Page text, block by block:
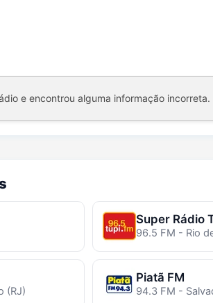
e encontrou alguma informação incorreta.
Super Rádio
96.5 FM - Rio
(RJ)
Piatã FM
94.3 FM -